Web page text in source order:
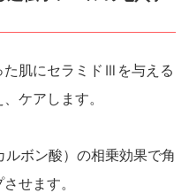
た肌にセラミドⅢを与える
ケアします。
ボン酸）の相乗効果で角
せます。